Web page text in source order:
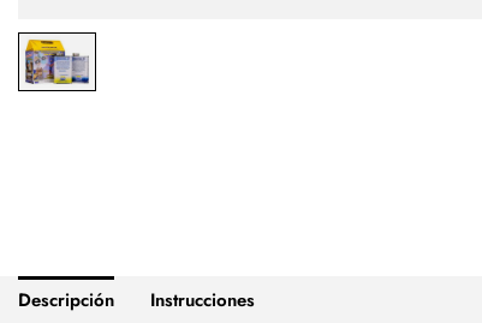
Descripción Instrucciones